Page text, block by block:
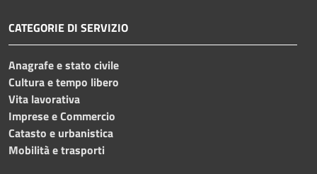
CATEGORIE DI SERVIZIO
Anagrafe e stato civile
Cultura e tempo libero
Vita lavorativa
Imprese e Commercio
Catasto e urbanistica
Mobilità e trasporti